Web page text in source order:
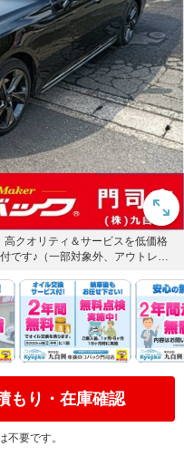
クオリティ＆サービスを低価格
です♪（一部対象外、アウトレッ
もり・在庫確認
要です。